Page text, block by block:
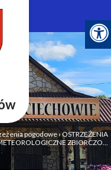
pogodowe› OSTRZEŻENIA
ZBIORCZO...